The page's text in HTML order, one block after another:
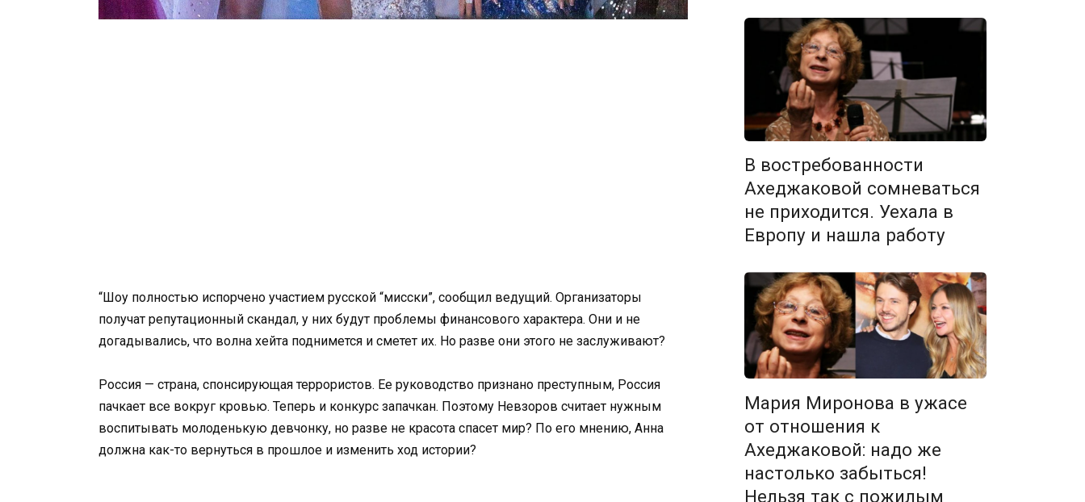
“Шоу полностью испорчено участием русской “мисски”, сообщил ведущий. Организаторы
получат репутационный скандал, у них будут проблемы финансового характера. Они и не
догадывались, что волна хейта поднимется и сметет их. Но разве они этого не заслуживают?
Россия — страна, спонсирующая террористов. Ее руководство признано преступным, Россия
пачкает все вокруг кровью. Теперь и конкурс запачкан. Поэтому Невзоров считает нужным
воспитывать молоденькую девчонку, но разве не красота спасет мир? По его мнению, Анна
должна как-то вернуться в прошлое и изменить ход истории?
В востребованности
Ахеджаковой сомневаться
не приходится. Уехала в
Европу и нашла работу
Мария Миронова в ужасе
от отношения к
Ахеджаковой: надо же
настолько забыться!
Нельзя так с пожилым